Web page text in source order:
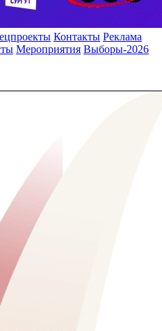
Контакты Реклама
Мероприятия Выборы-2026